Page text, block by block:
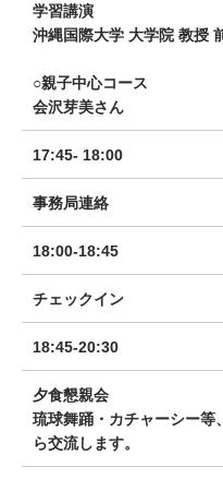
学習講演
沖縄国際大学 大学院 教授
○親子中心コース
会沢芽美さん
17:45- 18:00
事務局連絡
18:00-18:45
チェックイン
18:45-20:30
夕食懇親会
琉球舞踊・カチャーシー等
ら交流します。